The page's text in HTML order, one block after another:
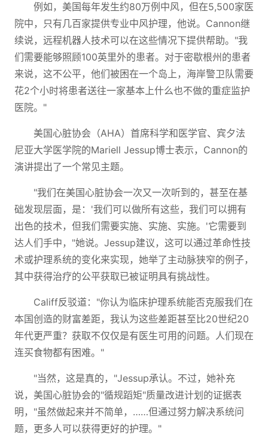
例如，美国每年发生约80万例中风，但在5,500家医
院中，只有几百家提供专业中风护理，他说。Cannon继
续说，远程机器人技术可以在这些情况下提供帮助。"我
们需要能够照顾100英里外的患者。对于密歇根州的患者
来说，这不公平，他们被困在一个岛上，海岸警卫队需要
花2个小时将患者送往一家基本上什么也不做的重症监护
医院。"
美国心脏协会（AHA）首席科学和医学官、宾夕法
尼亚大学医学院的Mariell Jessup博士表示，Cannon的
演讲提出了一个常见主题。
"我们在美国心脏协会一次又一次听到的，甚至在基
础发现层面，是：'我们可以做所有这些，我们可以拥有
出色的技术，但我们需要实施、实施、实施。'它需要到
达人们手中，"她说。Jessup建议，这可以通过革命性技
术或护理系统的变化来实现，她举了主动脉狭窄的例子，
其中获得治疗的公平获取已被证明具有挑战性。
Califf反驳道："你认为临床护理系统能否克服我们在
本国创造的财富差距，我认为这些差距甚至比20世纪20
年代更严重？获取不仅仅是有医生可用的问题。人们现在
连买食物都有困难。"
"当然，这是真的，"Jessup承认。不过，她补充
说，美国心脏协会的"循规蹈矩"质量改进计划的证据表
明，"虽然做起来并不简单，……但通过努力解决系统问
题，更多人可以获得更好的护理。"